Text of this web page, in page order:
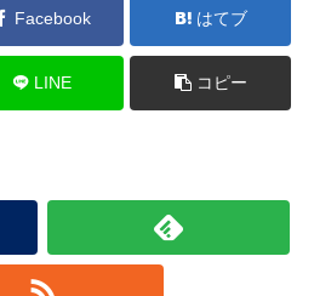
Facebook はてブ
LINE コピー